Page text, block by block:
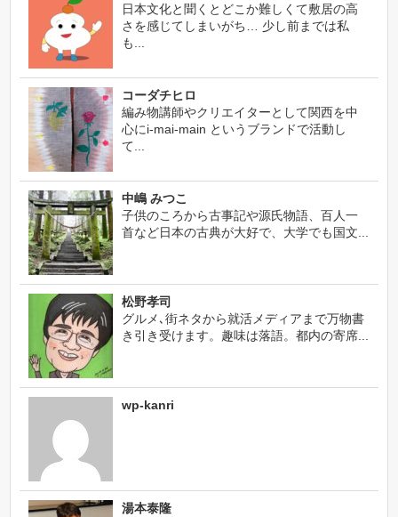
日本文化と聞くとどこか難しくて敷居の高
さを感じてしまいがち… 少し前までは私
も...
コーダチヒロ
編み物講師やクリエイターとして関西を中
心にi-mai-main というブランドで活動し
て...
中嶋 みつこ
子供のころから古事記や源氏物語、百人一
首など日本の古典が大好で、大学でも国文...
松野孝司
グルメ､街ネタから就活メディアまで万物書
き引き受けます。趣味は落語。都内の寄席...
wp-kanri
湯本泰隆